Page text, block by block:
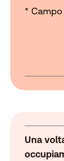
*
Una